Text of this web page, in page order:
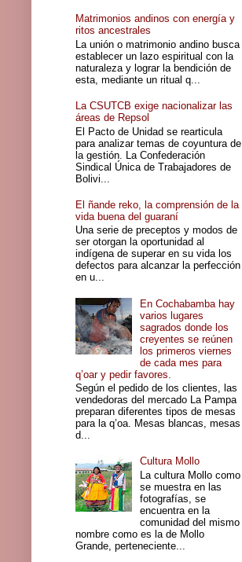
Matrimonios andinos con energía y
ritos ancestrales
La unión o matrimonio andino busca
establecer un lazo espiritual con la
naturaleza y lograr la bendición de
esta, mediante un ritual q...
La CSUTCB exige nacionalizar las
áreas de Repsol
El Pacto de Unidad se rearticula
para analizar temas de coyuntura de
la gestión. La Confederación
Sindical Única de Trabajadores de
Bolivi...
El ñande reko, la comprensión de la
vida buena del guaraní
Una serie de preceptos y modos de
ser otorgan la oportunidad al
indígena de superar en su vida los
defectos para alcanzar la perfección
en u...
En Cochabamba hay
varios lugares
sagrados donde los
creyentes se reúnen
los primeros viernes
de cada mes para
q’oar y pedir favores.
Según el pedido de los clientes, las
vendedoras del mercado La Pampa
preparan diferentes tipos de mesas
para la q’oa. Mesas blancas, mesas
d...
Cultura Mollo
La cultura Mollo como
se muestra en las
fotografías, se
encuentra en la
comunidad del mismo
nombre como es la de Mollo
Grande, perteneciente...